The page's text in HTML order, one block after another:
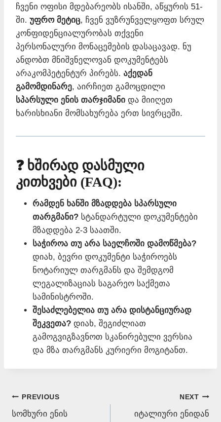
ჩვენი ოფისი მდებარეობს ისანში, აწყურის 51-
ში. უფრო მეტიც, ჩვენ ვუზრუნველყოფთ სრულ
კონფიდენციალურობას თქვენი
პერსონალური მონაცემების დასაცავად. ნუ
ანდობთ მნიშვნელოვან დოკუმენტებს
არაკომპეტენტურ პირებს. აქედან
გამომდინარე, აირჩიეთ გამოცდილი
სპარსული ენის თარჯიმანი და მიიღეთ
ხარისხიანი მომსახურება ერთ სივრცეში.
❓ ხშირად დასმული
კითხვები (FAQ):
რამდენ ხანში მზადდება სპარსული
თარგმანი? სტანდარტული დოკუმენტები
მზადდება 2-3 საათში.
საჭიროა თუ არა საელჩოში დამოწმება?
დიახ, ბევრი დოკუმენტი საჭიროებს
ნოტარიულ თარგმანს და შემდგომ
ლეგალიზაციას საგარეო საქმეთა
სამინისტროში.
შესაძლებელია თუ არა დისტანციურად
შეკვეთა? დიახ, შეგიძლიათ
გამოგვიგზავნოთ სკანირებული ვერსია
და მზა თარგმანს კურიერი მოგიტანთ.
Post
PREVIOUS
სომხური ენის
NEXT
იტალიური ენიდან